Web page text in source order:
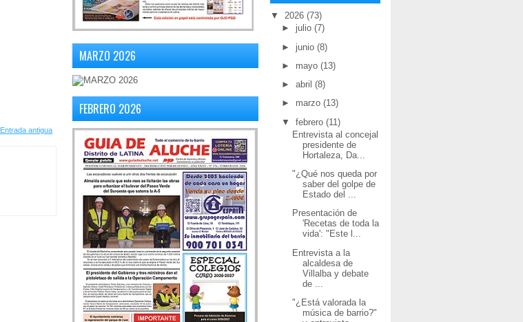
Entrada antigua
MARZO 2026
FEBRERO 2026
▼ 2026 (73)
► julio (7)
► junio (8)
► mayo (13)
► abril (8)
► marzo (13)
▼
febrero (11)
Entrevista al concejal
presidente de
Hortaleza, Da...
"¿Qué nos queda por
saber del golpe de
Estado del ...
Presentación de
'Recetas de toda la
vida': "Este l...
Entrevista a la
alcaldesa de
Villalba y debate
de ...
"¿Está valorada la
música de barrio?"